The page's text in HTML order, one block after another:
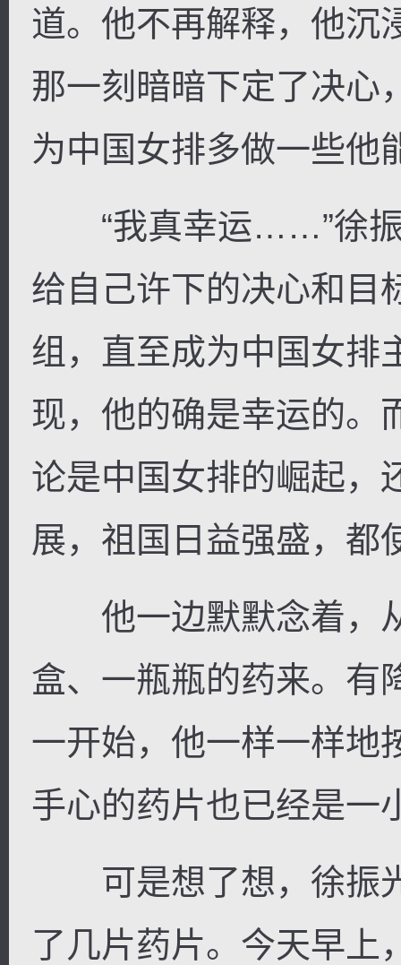
道。他不再解释，他沉
那一刻暗暗下定了决心
为中国女排多做一些
“我真幸运……”徐振
给自己许下的决心和目
组，直至成为中国女排
现，他的确是幸运的。
论是中国女排的崛起，
展，祖国日益强盛，都
他一边默默念着，
盒、一瓶瓶的药来。
一开始，他一样一样地
手心的药片也已经是一
可是想了想，徐振
了几片药片。今天早上